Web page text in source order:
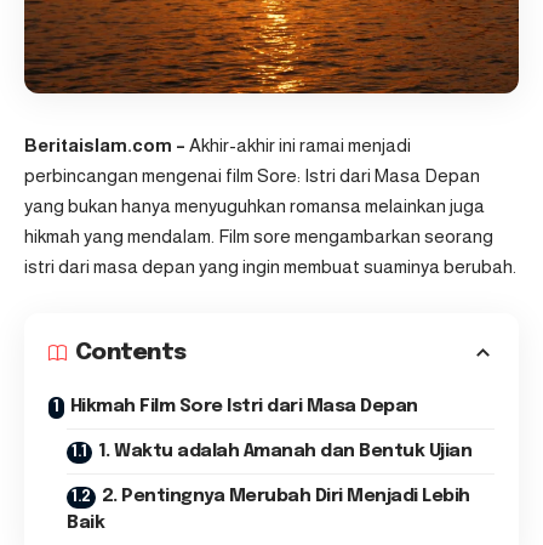
Beritaislam.com – Akhir-akhir ini ramai menjadi
perbincangan mengenai film Sore: Istri dari Masa Depan
yang bukan hanya menyuguhkan romansa melainkan juga
hikmah yang mendalam. Film sore mengambarkan seorang
istri dari masa depan yang ingin membuat suaminya berubah.
Contents
Hikmah Film Sore Istri dari Masa Depan
1. Waktu adalah Amanah dan Bentuk Ujian
2. Pentingnya Merubah Diri Menjadi Lebih
Baik